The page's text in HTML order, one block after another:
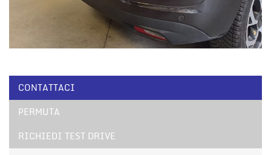
CONTATTACI
PERMUTA
RICHIEDI TEST DRIVE